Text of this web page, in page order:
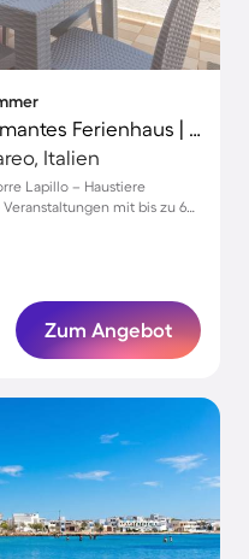
Familienfreundliches charmantes Ferienhaus | Haustierfreundlich
Italien
Lapillo – Haustiere
mit bis zu 6
Zum Angebot